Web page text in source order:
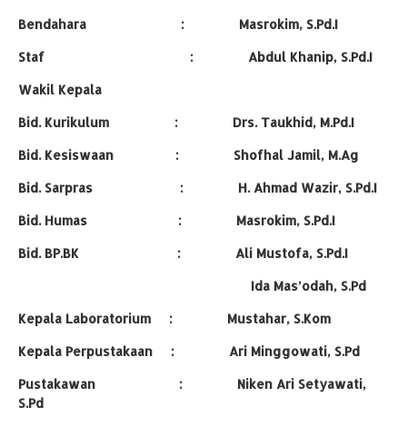
Bendahara : Masrokim, S.Pd.I
Staf : Abdul Khanip, S.Pd.I
Wakil Kepala
Bid. Kurikulum : Drs. Taukhid, M.Pd.I
Bid. Kesiswaan : Shofhal Jamil, M.Ag
Bid. Sarpras : H. Ahmad Wazir, S.Pd.I
Bid. Humas : Masrokim, S.Pd.I
Bid. BP.BK : Ali Mustofa, S.Pd.I
Ida Mas’odah, S.Pd
Kepala Laboratorium : Mustahar, S.Kom
Kepala Perpustakaan : Ari Minggowati, S.Pd
Pustakawan : Niken Ari Setyawati,
S.Pd